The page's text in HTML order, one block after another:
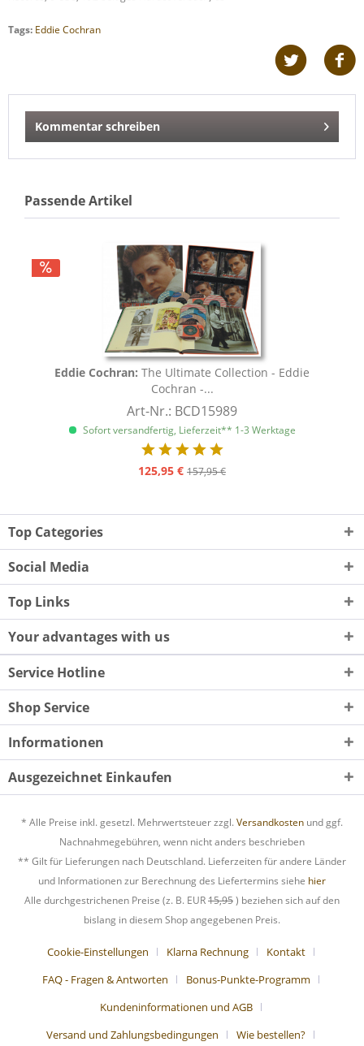
Tags: Eddie Cochran
Kommentar schreiben
Passende Artikel
Eddie Cochran: The Ultimate Collection - Eddie
Cochran -...
Art-Nr.: BCD15989
Sofort versandfertig, Lieferzeit** 1-3 Werktage
125,95 € 157,95 €
Top Categories
Social Media
Top Links
Your advantages with us
Service Hotline
Shop Service
Informationen
Ausgezeichnet Einkaufen
* Alle Preise inkl. gesetzl. Mehrwertsteuer zzgl. Versandkosten und ggf.
Nachnahmegebühren, wenn nicht anders beschrieben
** Gilt für Lieferungen nach Deutschland. Lieferzeiten für andere Länder
und Informationen zur Berechnung des Liefertermins siehe hier
Alle durchgestrichenen Preise (z. B. EUR15,95) beziehen sich auf den
bislang in diesem Shop angegebenen Preis.
Cookie-Einstellungen Klarna Rechnung
Kontakt
FAQ - Fragen & Antworten
Bonus-Punkte-Programm
Kundeninformationen und AGB
Versand und Zahlungsbedingungen
Wie bestellen?